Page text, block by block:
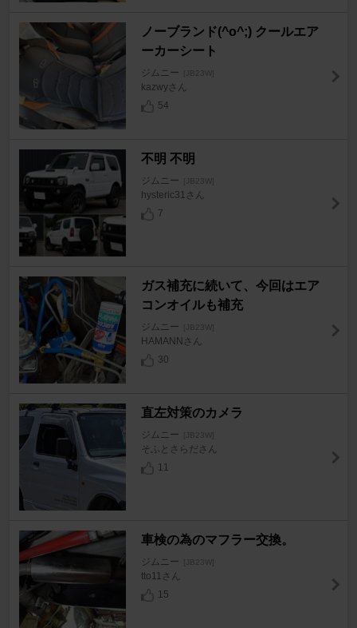
ノーブランド(^o^;) クールエア
ーカーシート
ジムニー [JB23W]
kazwyさん
54
不明 不明
ジムニー [JB23W]
hysteric31さん
7
ガス補充に続いて、今回はエア
コンオイルも補充
ジムニー [JB23W]
HAMANNさん
30
直左対策のカメラ
ジムニー [JB23W]
そふとさらださん
11
車検の為のマフラー交換。
ジムニー [JB23W]
tto11さん
15